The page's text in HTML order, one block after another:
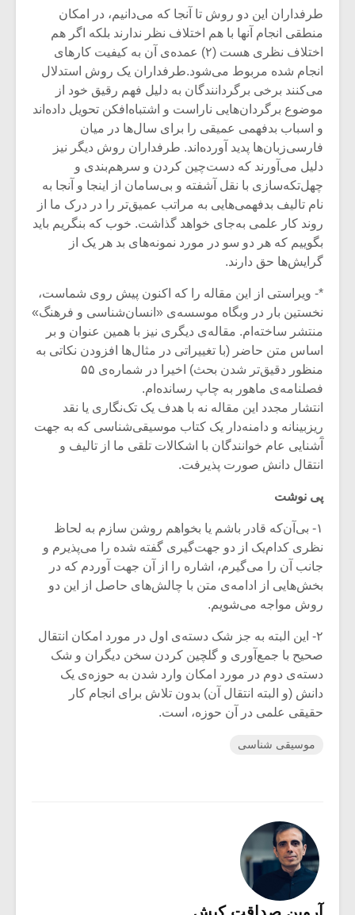
طرفداران این دو روش تا آنجا که می‌دانیم، در امکان
منطقی انجام آنها با هم اختلاف نظر ندارند بلکه اگر هم
اختلاف نظری هست (۲) عمده‌ی آن به کیفیت کارهای
انجام شده مربوط می‌شود.طرفداران یک روش استدلال
می‌کنند برخی برگردانندگان به دلیل فهم رقیق خود از
موضوع برگردان‌هایی ناراست و اشتباه‌افکن تحویل داده‌اند
و اسباب بدفهمی‌ عمیقی را برای سال‌ها در میان
فارسی‌زبان‌ها پدید آورده‌اند. طرفداران روش دیگر نیز
دلیل می‌آورند که دست‌چین کردن و سرهم‌بندی و
چهل‌تکه‌سازی با نقل آشفته و بی‌سامان از اینجا و آنجا به
نام تالیف بدفهمی‌هایی به مراتب عمیق‌تر را در درک ما از
روند کار علمی به‌جای خواهد گذاشت. خوب که بنگریم باید
بگوییم که هر دو سو در مورد نمونه‌های بد هر یک از
گرایش‌ها حق دارند.
*- ویراستی از این مقاله را که اکنون پیش روی شماست،
نخستین بار در وبگاه موسسه‌ی «انسان‌شناسی و فرهنگ»
منتشر ساخته‌ام. مقاله‌ی دیگری نیز با همین عنوان و بر
اساس متن حاضر (با تغییراتی در مثال‌ها افزودن نکاتی به
منظور دقیق‌تر شدن بحث) اخیرا در شماره‌ی ۵۵
فصلنامه‌ی ماهور به چاپ رسانده‌ام.
انتشار مجدد این مقاله نه با هدف یک تک‌نگاری یا نقد
ریزبینانه و دامنه‌دار یک کتاب موسیقی‌شناسی که به جهت
آَشنایی عام خوانندگان با اشکالات تلقی ما از تالیف و
انتقال دانش صورت پذیرفت.
پی نوشت
۱- بی‌آن‌که قادر باشم یا بخواهم روشن سازم به لحاظ
نظری کدام‌یک از دو جهت‌گیری گفته شده را می‌پذیرم و
جانب آن را می‌گیرم، اشاره را از آن ‌جهت آوردم که در
بخش‌هایی از ادامه‌ی متن با چالش‌های حاصل از این دو
روش مواجه می‌شویم.
۲- این البته به جز شک دسته‌ی اول در مورد امکان انتقال
صحیح با جمع‌آوری و گلچین کردن سخن دیگران و شک
دسته‌ی دوم در مورد امکان وارد شدن به حوزه‌ی یک
دانش (و البته انتقال آن) بدون ‌تلاش برای انجام کار
حقیقی علمی در آن حوزه، است.
موسیقی شناسی